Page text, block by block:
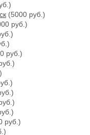
(5000 руб.)
руб.)
руб.)
руб.)